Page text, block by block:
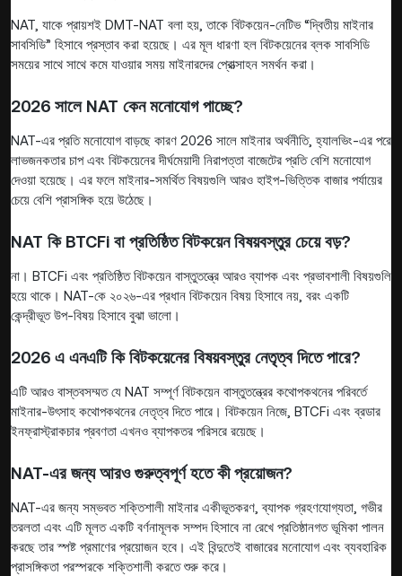
NAT, যাকে প্রায়শই DMT-NAT বলা হয়, তাকে বিটকয়েন-নেটিভ “দ্বিতীয় মাইনার
সাবসিডি” হিসাবে প্রস্তাব করা হয়েছে। এর মূল ধারণা হল বিটকয়েনের ব্লক সাবসিডি
সময়ের সাথে সাথে কমে যাওয়ার সময় মাইনারদের প্রোত্সাহন সমর্থন করা।
2026 সালে NAT কেন মনোযোগ পাচ্ছে?
NAT-এর প্রতি মনোযোগ বাড়ছে কারণ 2026 সালে মাইনার অর্থনীতি, হ্যালভিং-এর পরে
লাভজনকতার চাপ এবং বিটকয়েনের দীর্ঘমেয়াদী নিরাপত্তা বাজেটের প্রতি বেশি মনোযোগ
দেওয়া হয়েছে। এর ফলে মাইনার-সমর্থিত বিষয়গুলি আরও হাইপ-ভিত্তিক বাজার পর্যায়ের
চেয়ে বেশি প্রাসঙ্গিক হয়ে উঠেছে।
NAT কি BTCFi বা প্রতিষ্ঠিত বিটকয়েন বিষয়বস্তুর চেয়ে বড়?
না। BTCFi এবং প্রতিষ্ঠিত বিটকয়েন বাস্তুতন্ত্রে আরও ব্যাপক এবং প্রভাবশালী বিষয়গুলি
হয়ে থাকে। NAT-কে ২০২৬-এর প্রধান বিটকয়েন বিষয় হিসাবে নয়, বরং একটি
কেন্দ্রীভূত উপ-বিষয় হিসাবে বুঝা ভালো।
2026 এ এনএটি কি বিটকয়েনের বিষয়বস্তুর নেতৃত্ব দিতে পারে?
এটি আরও বাস্তবসম্মত যে NAT সম্পূর্ণ বিটকয়েন বাস্তুতন্ত্রের কথোপকথনের পরিবর্তে
মাইনার-উৎসাহ কথোপকথনের নেতৃত্ব দিতে পারে। বিটকয়েন নিজে, BTCFi এবং ব্রডার
ইনফ্রাস্ট্রাকচার প্রবণতা এখনও ব্যাপকতর পরিসরে রয়েছে।
NAT-এর জন্য আরও গুরুত্বপূর্ণ হতে কী প্রয়োজন?
NAT-এর জন্য সম্ভবত শক্তিশালী মাইনার একীভূতকরণ, ব্যাপক গ্রহণযোগ্যতা, গভীর
তরলতা এবং এটি মূলত একটি বর্ণনামূলক সম্পদ হিসাবে না রেখে প্রতিষ্ঠানগত ভূমিকা পালন
করছে তার স্পষ্ট প্রমাণের প্রয়োজন হবে। এই বিন্দুতেই বাজারের মনোযোগ এবং ব্যবহারিক
প্রাসঙ্গিকতা পরস্পরকে শক্তিশালী করতে শুরু করে।